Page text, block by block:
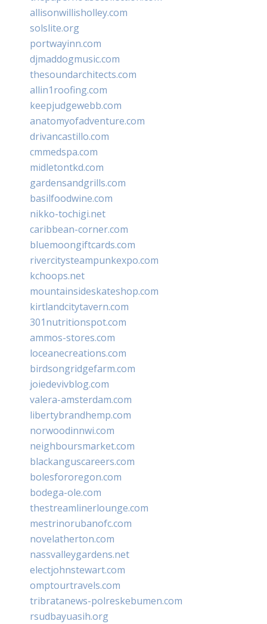
allisonwillisholley.com
solslite.org
portwayinn.com
djmaddogmusic.com
thesoundarchitects.com
allin1roofing.com
keepjudgewebb.com
anatomyofadventure.com
drivancastillo.com
cmmedspa.com
midletontkd.com
gardensandgrills.com
basilfoodwine.com
nikko-tochigi.net
caribbean-corner.com
bluemoongiftcards.com
rivercitysteampunkexpo.com
kchoops.net
mountainsideskateshop.com
kirtlandcitytavern.com
301nutritionspot.com
ammos-stores.com
loceanecreations.com
birdsongridgefarm.com
joiedevivblog.com
valera-amsterdam.com
libertybrandhemp.com
norwoodinnwi.com
neighboursmarket.com
blackanguscareers.com
bolesfororegon.com
bodega-ole.com
thestreamlinerlounge.com
mestrinorubanofc.com
novelatherton.com
nassvalleygardens.net
electjohnstewart.com
omptourtravels.com
tribratanews-polreskebumen.com
rsudbayuasih.org